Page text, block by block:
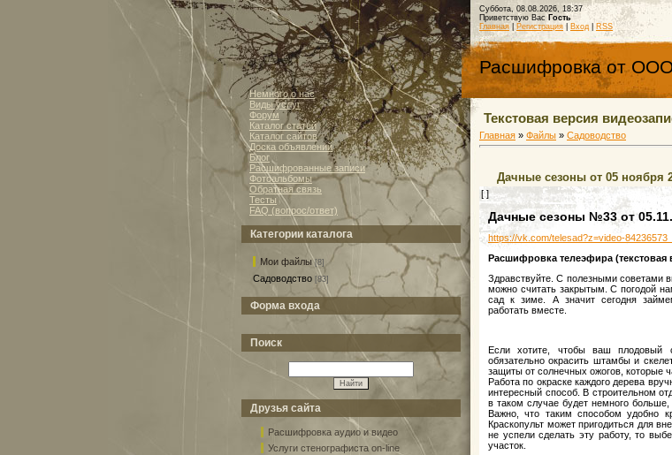
Немного о нас
Виды услуг
Форум
Каталог статей
Каталог сайтов
Доска объявлений
Блог
Расшифрованные записи
Фотоальбомы
Обратная связь
Тесты
FAQ (вопрос/ответ)
Категории каталога
Мои файлы [8]
Садоводство [83]
Форма входа
Поиск
Друзья сайта
Расшифровка аудио и видео
Услуги стенографиста on-line
Суббота, 08.08.2026, 18:37
Приветствую Вас Гость
Главная
Регистрация Вход RSS
Расшифровка от
Текстовая версия
Главная » Файлы » Садоводство
Дачные сезоны от 05 ноября
[ ]
Дачные сезоны №33 от
https://vk.com/telesad?z=video-
Расшифровка телеэфира (текстовая
Здравствуйте. С полезными советами
можно считать закрытым. С погодой
сад к зиме. А значит сегодня
работать вместе.
Если хотите, чтобы ваш плодовый
обязательно окрасить штамбы и
защиты от солнечных ожогов, которые
Работа по окраске каждого дерева
интересный способ. В строительном
в таком случае будет немного
Важно, что таким способом удобно
Краскопульт может пригодиться для
не успели сделать эту работу, то
участок.